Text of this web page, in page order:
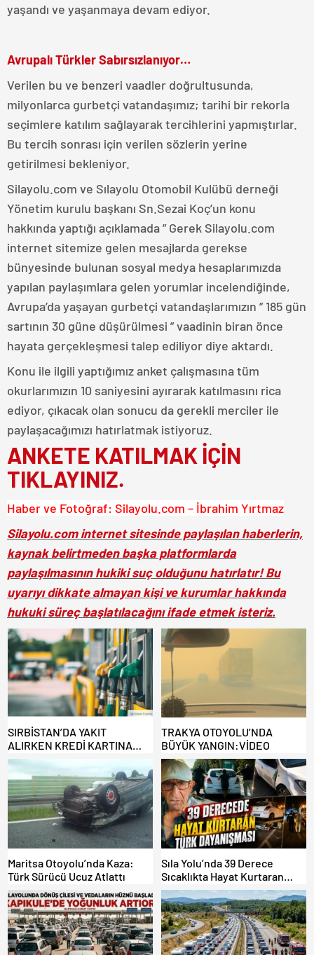
yaşandı ve yaşanmaya devam ediyor.
Avrupalı Türkler Sabırsızlanıyor…
Verilen bu ve benzeri vaadler doğrultusunda,
milyonlarca gurbetçi vatandaşımız; tarihi bir rekorla
seçimlere katılım sağlayarak tercihlerini yapmıştırlar.
Bu tercih sonrası için verilen sözlerin yerine
getirilmesi bekleniyor.
Silayolu.com ve Sılayolu Otomobil Kulübü derneği
Yönetim kurulu başkanı Sn.Sezai Koç’un konu
hakkında yaptığı açıklamada ” Gerek Silayolu.com
internet sitemize gelen mesajlarda gerekse
bünyesinde bulunan sosyal medya hesaplarımızda
yapılan paylaşımlara gelen yorumlar incelendiğinde,
Avrupa’da yaşayan gurbetçi vatandaşlarımızın ” 185 gün
sartının 30 güne düşürülmesi ” vaadinin biran önce
hayata gerçekleşmesi talep ediliyor diye aktardı.
Konu ile ilgili yaptığımız anket çalışmasına tüm
okurlarımızın 10 saniyesini ayırarak katılmasını rica
ediyor, çıkacak olan sonucu da gerekli merciler ile
paylaşacağımızı hatırlatmak istiyoruz.
ANKETE KATILMAK İÇİN
TIKLAYINIZ.
Haber ve Fotoğraf: Silayolu.com – İbrahim Yırtmaz
Silayolu.com internet sitesinde paylaşılan haberlerin,
kaynak belirtmeden başka platformlarda
paylaşılmasının hukiki suç olduğunu hatırlatır! Bu
uyarıyı dikkate almayan kişi ve kurumlar hakkında
hukuki süreç başlatılacağını ifade etmek isteriz.
SIRBİSTAN’DA YAKIT
ALIRKEN KREDİ KARTINA
DİKKAT: MAĞDUR OLMAYIN!
TRAKYA OTOYOLU’NDA
BÜYÜK YANGIN:VİDEO
Maritsa Otoyolu’nda Kaza:
Türk Sürücü Ucuz Atlattı
Sıla Yolu’nda 39 Derece
Sıcaklıkta Hayat Kurtaran
Türk Dayanışması!